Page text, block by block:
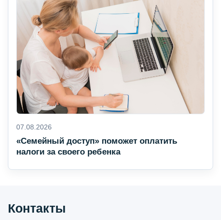
07.08.2026
«Семейный доступ» поможет оплатить
налоги за своего ребенка
Контакты